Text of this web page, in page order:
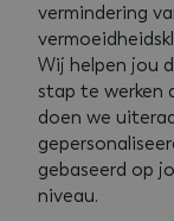
vermindering
Wij helpen jou
stap te werken
doen we
gebaseerd op
niveau.